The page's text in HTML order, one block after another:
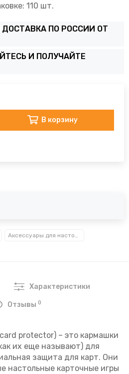
110 шт.
ПО РОССИИ ОТ
И ПОЛУЧАЙТЕ
В корзину
Аксессуары для настольных игр
Характеристики
Отзывы0
protector) – это кармашки
их еще называют) для
защита для карт. Они
настольные карточные игры